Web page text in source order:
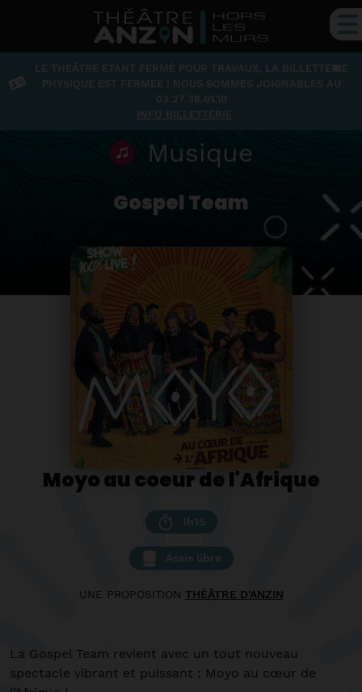
×
LE THÉÂTRE ÉTANT FERMÉ POUR TRAVAUX, LA BILLETTERIE
PHYSIQUE EST FERMÉE ! NOUS SOMMES JOIGNABLES AU
03.27.38.01.10
INFO BILLETTERIE
Musique
Gospel Team
Moyo au coeur de l'Afrique
1h15
Assis libre
UNE PROPOSITION THÉÂTRE D'ANZIN
La Gospel Team revient avec un tout nouveau
spectacle vibrant et puissant : Moyo au cœur de